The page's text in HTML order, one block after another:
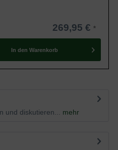
269,95 €
In den Warenkorb
und diskutieren...
mehr